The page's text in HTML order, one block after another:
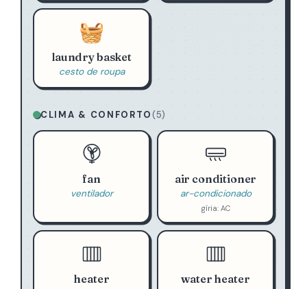
🧺
laundry basket
cesto de roupa
CLIMA & CONFORTO(5)
fan
ventilador
air conditioner
ar-condicionado
gíria: AC
heater water heater